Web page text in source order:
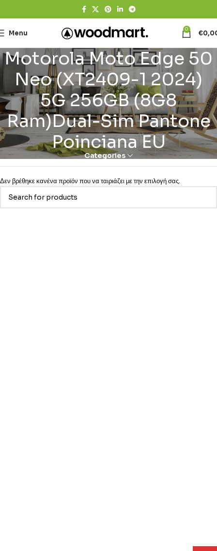
Menu 0 €
Motorola Moto Edge 50
Neo (XT2409-1 2024)
5G 256GB (8G8
Ram)Dual-Sim Pantone
Poinciana EU
Categories
Δεν βρέθηκε κανένα προϊόν που να ταιριάζει με την επιλογή σας.